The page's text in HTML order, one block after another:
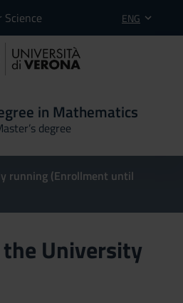
ENG
in Mathematics
degree
running (Enrollment until
University